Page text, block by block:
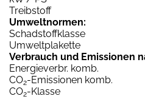
Treibstoff
Umweltnormen:
Schadstoffklasse
Umweltplakette
Verbrauch und Emissionen
Energieverbr. komb.
CO2-Emissionen komb.
CO2-Klasse